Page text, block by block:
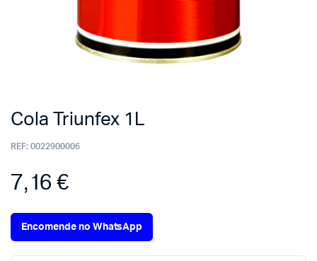
Cola Triunfex 1L
REF: 0022900006
7,16€
Encomende no WhatsApp